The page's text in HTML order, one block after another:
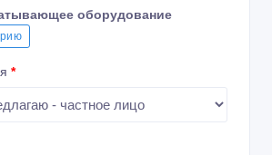
оборудование
*